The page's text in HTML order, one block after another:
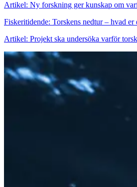
Artikel: Ny forskning ger kunskap om
Fiskeritidende: Torskens nedtur – hvad
Artikel: Projekt ska undersöka varför